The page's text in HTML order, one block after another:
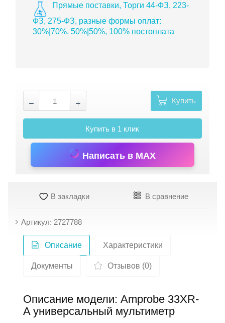
Прямые поставки, Торги 44-ФЗ, 223-
ФЗ, 275-ФЗ, разные формы оплат:
30%|70%, 50%|50%, 100% постоплата
Купить
Купить в 1 клик
Написать в MAX
В закладки В сравнение
Артикул: 2727788
Описание Характеристики
Документы Отзывов (0)
Описание модели: Amprobe 33XR-
A универсальный мультиметр